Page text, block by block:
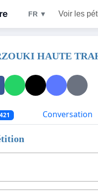
FR ▼ Voir les
HAUTE
421 Conversation